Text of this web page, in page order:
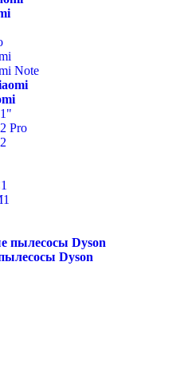
Note
Pro
Dyson